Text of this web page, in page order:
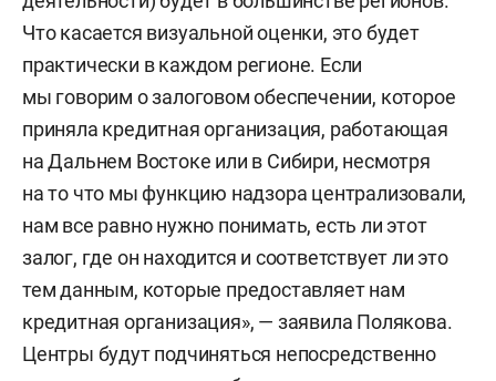
Что касается визуальной оценки, это будет
практически в каждом регионе. Если
мы говорим о залоговом обеспечении, которое
приняла кредитная организация, работающая
на Дальнем Востоке или в Сибири, несмотря
на то что мы функцию надзора централизовали,
нам все равно нужно понимать, есть ли этот
залог, где он находится и соответствует ли это
тем данным, которые предоставляет нам
кредитная организация», — заявила Полякова.
Центры будут подчиняться непосредственно